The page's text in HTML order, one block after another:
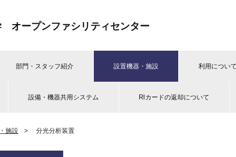
オープンファシリティセンター
部門・スタッフ紹介 設置機器・施設 利用について
設備・機器共用システム RIカードの返却について
施設 > 分光分析装置